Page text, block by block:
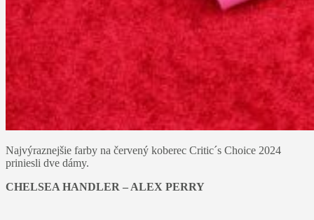
Najvýraznejšie farby na červený koberec Critic´s Choice 2024
priniesli dve dámy.
CHELSEA HANDLER – ALEX PERRY